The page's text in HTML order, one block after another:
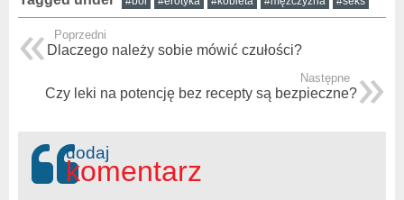
Poprzedni
Dlaczego należy sobie mówić czułości?
Następne
Czy leki na potencję bez recepty są bezpieczne?
dodaj
komentarz